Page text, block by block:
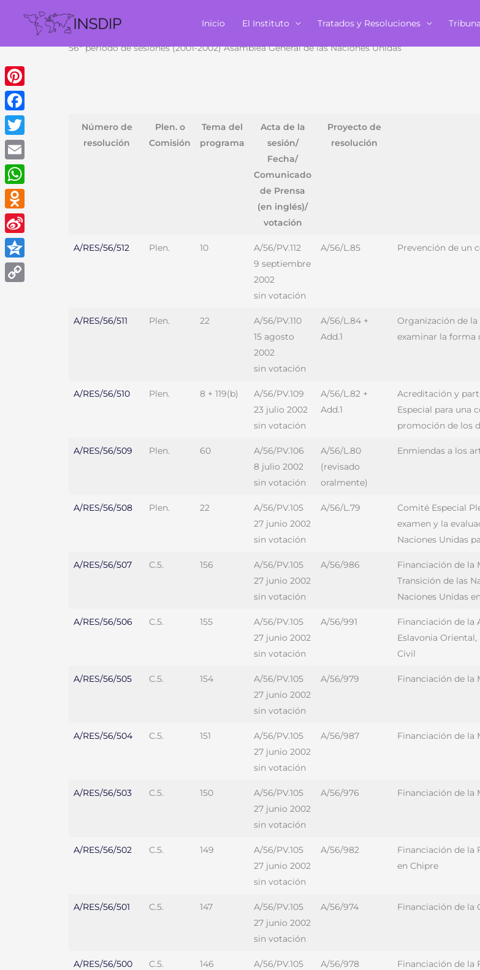
contenido
Inicio El Instituto Tratados y Resoluciones
56º período de sesiones (2001-2002) Asamblea General de las Naciones Unidas
Número de
resolución
Plen. o
Comisión
Tema del
programa
Acta de la
sesión/
Fecha/
Comunicado
de Prensa
(en inglés)/
votación
Proyecto de
resolución
A/RES/56/512 Plen. 10
A/56/PV.112
9 septiembre
2002
sin votación
A/56/L.85 Prevención de un
A/RES/56/511 Plen. 22
A/56/PV.110
15 agosto
2002
sin votación
A/56/L.84 +
Add.1
Organización de la
examinar la forma
A/RES/56/510 Plen. 8 + 119(b)
A/56/PV.109
23 julio 2002
sin votación
A/56/L.82 +
Add.1
Acreditación y
Especial para una
promoción de los
A/RES/56/509 Plen. 60
A/56/PV.106
8 julio 2002
sin votación
A/56/L.80
(revisado
oralmente)
Enmiendas a los
A/RES/56/508 Plen. 22
A/56/PV.105
27 junio 2002
sin votación
A/56/L.79
Comité Especial
examen y la
Naciones Unidas
A/RES/56/507 C.5. 156
A/56/PV.105
27 junio 2002
sin votación
A/56/986
Financiación de la
Transición de las
Naciones Unidas
A/RES/56/506 C.5. 155
A/56/PV.105
27 junio 2002
sin votación
A/56/991
Financiación de la
Eslavonia
Civil
A/RES/56/505 C.5. 154
A/56/PV.105
27 junio 2002
sin votación
A/56/979 Financiación de la
A/RES/56/504 C.5. 151
A/56/PV.105
27 junio 2002
sin votación
A/56/987 Financiación de la
A/RES/56/503 C.5. 150
A/56/PV.105
27 junio 2002
sin votación
A/56/976 Financiación de la
A/RES/56/502 C.5. 149
A/56/PV.105
27 junio 2002
sin votación
A/56/982
Financiación de la
en Chipre
A/RES/56/501 C.5. 147
A/56/PV.105
27 junio 2002
sin votación
A/56/974 Financiación de la
A/RES/56/500 C.5. 146
A/56/PV.105
A/56/978
Financiación de la
Pinterest
Facebook
Twitter
Email
WhatsApp
Odnoklassniki
Sina
Weibo
Qzone